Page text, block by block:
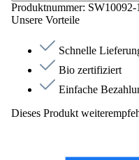
Produktnummer: SW10092-
Unsere Vorteile
Schnelle
Bio zertifiziert
Einfache
Dieses Produkt